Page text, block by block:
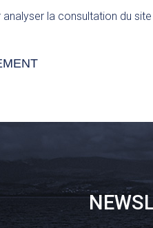
la consultation du